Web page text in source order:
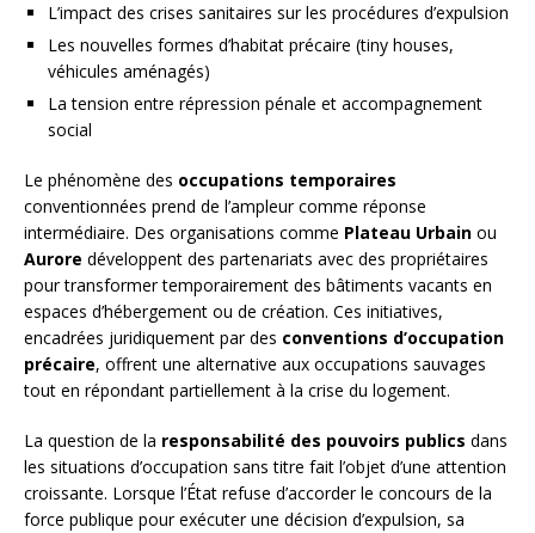
L’impact des crises sanitaires sur les procédures d’expulsion
Les nouvelles formes d’habitat précaire (tiny houses,
véhicules aménagés)
La tension entre répression pénale et accompagnement
social
Le phénomène des occupations temporaires
conventionnées prend de l’ampleur comme réponse
intermédiaire. Des organisations comme Plateau Urbain ou
Aurore développent des partenariats avec des propriétaires
pour transformer temporairement des bâtiments vacants en
espaces d’hébergement ou de création. Ces initiatives,
encadrées juridiquement par des conventions d’occupation
précaire, offrent une alternative aux occupations sauvages
tout en répondant partiellement à la crise du logement.
La question de la responsabilité des pouvoirs publics dans
les situations d’occupation sans titre fait l’objet d’une attention
croissante. Lorsque l’État refuse d’accorder le concours de la
force publique pour exécuter une décision d’expulsion, sa